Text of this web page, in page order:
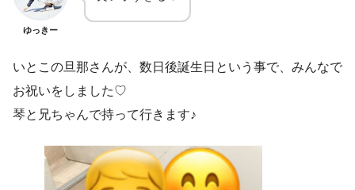
ゆっきー
いとこの旦那さんが、数日後誕生日という事で、みんなで
お祝いをしました♡
琴と兄ちゃんで持って行きます♪